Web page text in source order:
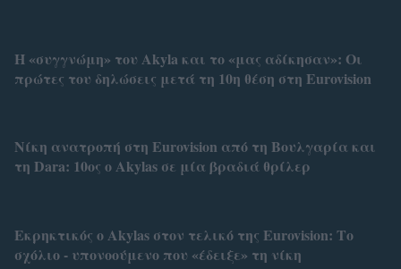
H «συγγνώμη» του Akyla και το «μας αδίκησαν»: Οι
πρώτες του δηλώσεις μετά τη 10η θέση στη Eurovision
Νίκη ανατροπή στη Eurovision από τη Βουλγαρία και
τη Dara: 10ος ο Αkylas σε μία βραδιά θρίλερ
Εκρηκτικός ο Akylas στον τελικό της Eurovision: Tο
σχόλιο - υπονοούμενο που «έδειξε» τη νίκη